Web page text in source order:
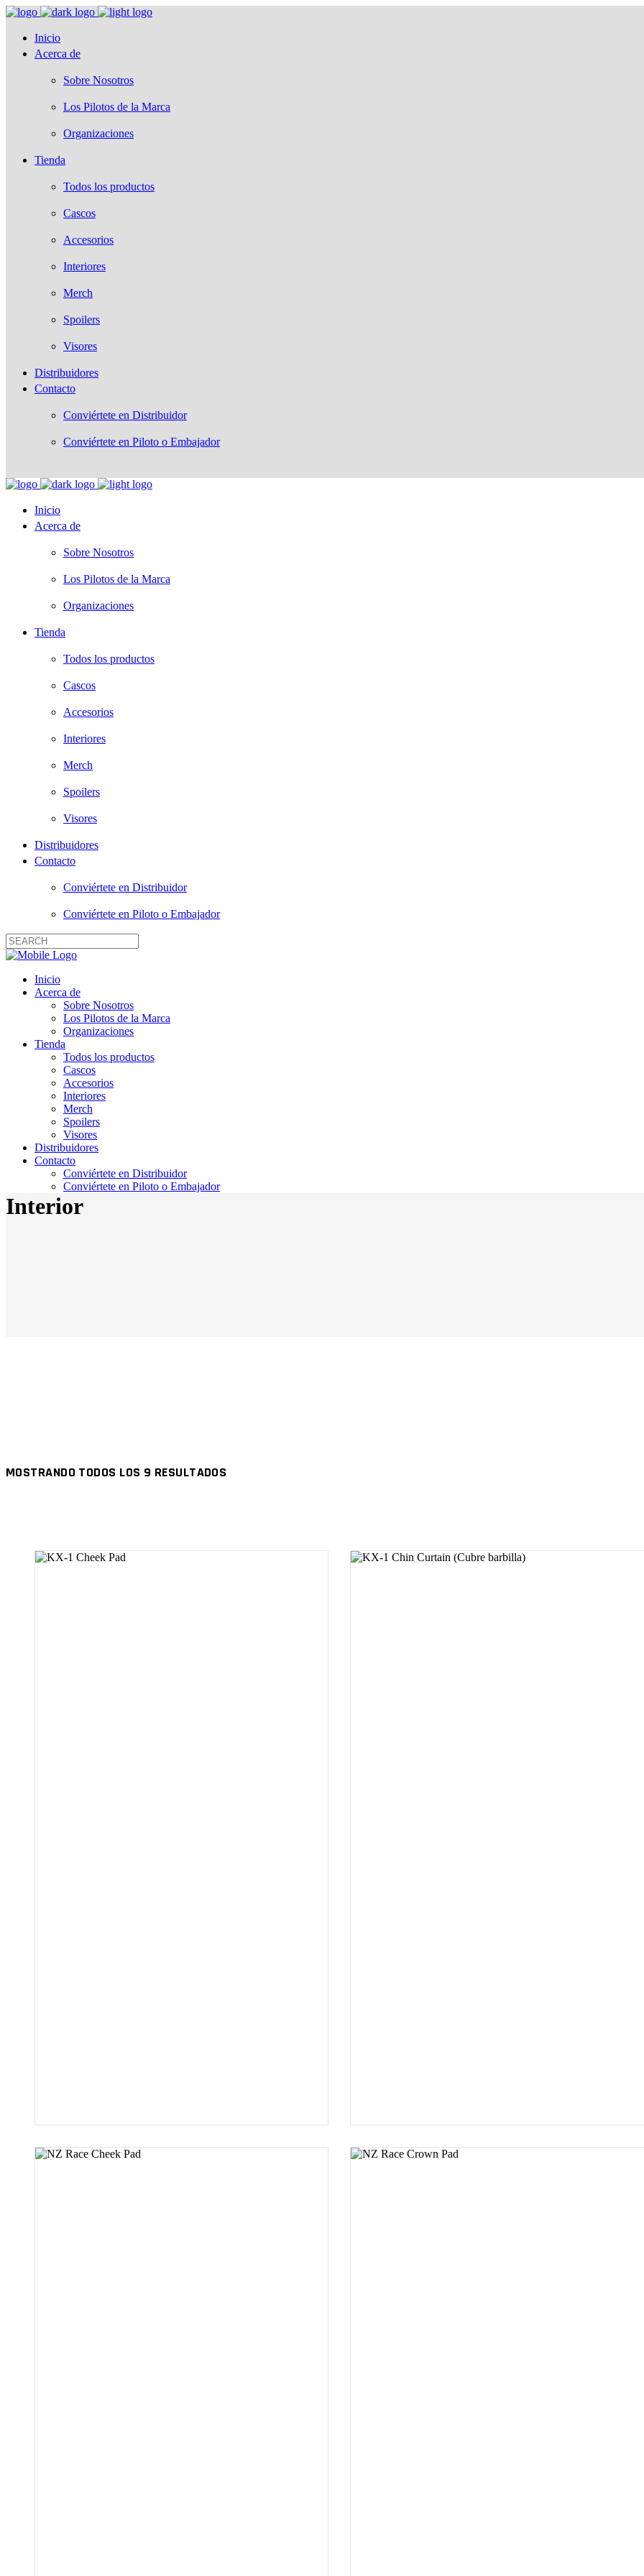
Inicio
Acerca de
Sobre Nosotros
Los Pilotos de la Marca
Organizaciones
Tienda
Todos los productos
Cascos
Accesorios
Interiores
Merch
Spoilers
Visores
Distribuidores
Contacto
Conviértete en Distribuidor
Conviértete en Piloto o Embajador
Inicio
Acerca de
Sobre Nosotros
Los Pilotos de la Marca
Organizaciones
Tienda
Todos los productos
Cascos
Accesorios
Interiores
Merch
Spoilers
Visores
Distribuidores
Contacto
Conviértete en Distribuidor
Conviértete en Piloto o Embajador
Inicio
Acerca de
Sobre Nosotros
Los Pilotos de la Marca
Organizaciones
Tienda
Todos los productos
Cascos
Accesorios
Interiores
Merch
Spoilers
Visores
Distribuidores
Contacto
Conviértete en Distribuidor
Conviértete en Piloto o Embajador
Interior
MOSTRANDO TODOS LOS 9 RESULTADOS